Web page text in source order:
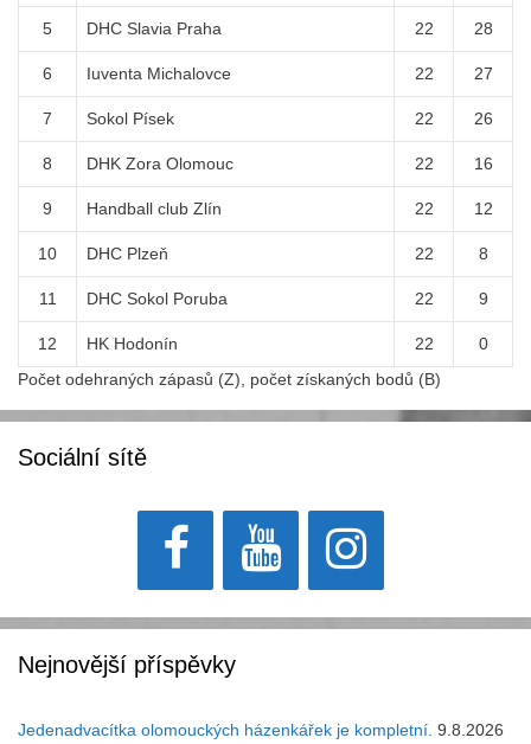
5 DHC Slavia Praha 22 28
6 Iuventa Michalovce 22 27
7 Sokol Písek 22 26
8 DHK Zora Olomouc 22 16
9 Handball club Zlín 22 12
10 DHC Plzeň 22 8
11 DHC Sokol Poruba 22 9
12 HK Hodonín 22
0
Počet odehraných zápasů (Z), počet získaných bodů (B)
Sociální sítě
Nejnovější příspěvky
Jedenadvacítka olomouckých házenkářek je kompletní. 9.8.2026